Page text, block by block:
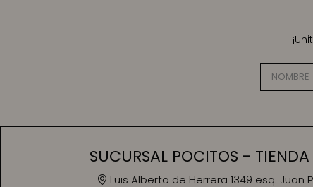
SUCURSAL POCITOS -
Luis Alberto de Herrera 1349 esq. Juan